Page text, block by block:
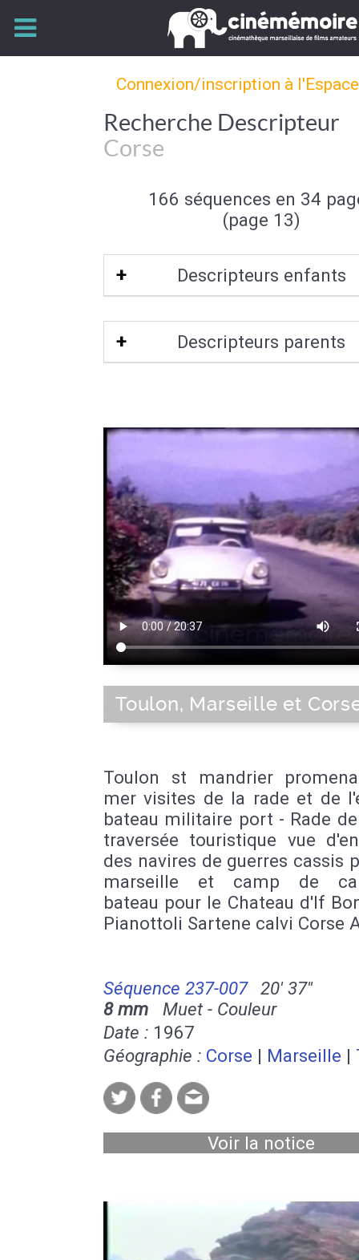
Connexion/inscription à
Recherche Descripteur
Corse
166 séquences en 34
(page 13)
Descripteurs enfants
Corse-du-Sud-20B|Haute-Corse-20A
Bonifacio| Corte
Descripteurs parents
Toulon, Marseille et
Toulon st mandrier
mer visites de la rade et de
bateau militaire port - Rade
traversée touristique vue
des navires de guerres cassis
marseille et camp de
bateau pour le Chateau d'If
Pianottoli Sartene calvi Corse
Séquence 237-007
20' 37''
8 mm Muet - Couleur
Date : 1967
Géographie : Corse | Marseille |
Voir la notice